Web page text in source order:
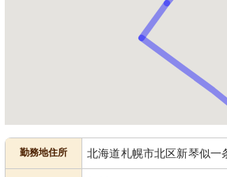
勤務地住所 北海道札幌市北区新琴似一